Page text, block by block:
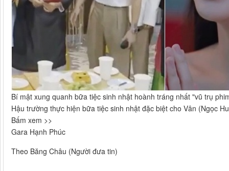
Bí mật xung quanh bữa tiệc sinh nhật hoành tráng nhất "vũ trụ
Hậu trường thực hiện bữa tiệc sinh nhật đặc biệt cho Vân (Ngọc
Bấm xem >>
Gara Hạnh Phúc
Theo Băng Châu (Người đưa tin)